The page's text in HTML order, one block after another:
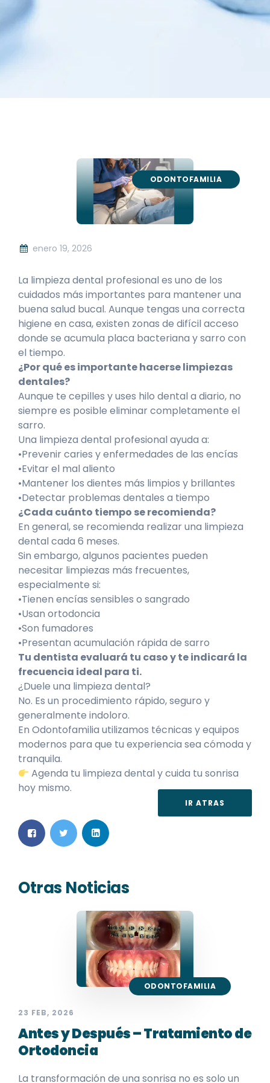
ODONTOFAMILIA
enero 19, 2026
La limpieza dental profesional es uno de los
cuidados más importantes para mantener una
buena salud bucal. Aunque tengas una correcta
higiene en casa, existen zonas de difícil acceso
donde se acumula placa bacteriana y sarro con
el tiempo.
¿Por qué es importante hacerse limpiezas
dentales?
Aunque te cepilles y uses hilo dental a diario, no
siempre es posible eliminar completamente el
sarro.
Una limpieza dental profesional ayuda a:
•Prevenir caries y enfermedades de las encías
•Evitar el mal aliento
•Mantener los dientes más limpios y brillantes
•Detectar problemas dentales a tiempo
¿Cada cuánto tiempo se recomienda?
En general, se recomienda realizar una limpieza
dental cada 6 meses.
Sin embargo, algunos pacientes pueden
necesitar limpiezas más frecuentes,
especialmente si:
•Tienen encías sensibles o sangrado
•Usan ortodoncia
•Son fumadores
•Presentan acumulación rápida de sarro
Tu dentista evaluará tu caso y te indicará la
frecuencia ideal para ti.
¿Duele una limpieza dental?
No. Es un procedimiento rápido, seguro y
generalmente indoloro.
En Odontofamilia utilizamos técnicas y equipos
modernos para que tu experiencia sea cómoda y
tranquila.
Agenda tu limpieza dental y cuida tu sonrisa
hoy mismo.
IR ATRAS
Otras Noticias
ODONTOFAMILIA
23 FEB, 2026
Antes y Después – Tratamiento de
Ortodoncia
La transformación de una sonrisa no es solo un